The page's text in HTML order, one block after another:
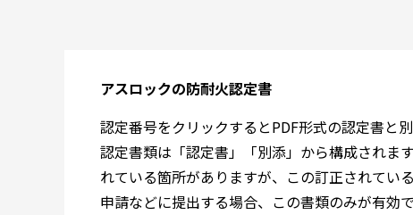
アスロックの防耐火認定書
認定番号をクリックするとPDF形式の認定書と
認定書類は「認定書」「別添」から構成されま
れている箇所がありますが、この訂正されてい
申請などに提出する場合、この書類のみが有効で